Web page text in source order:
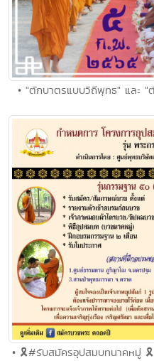
• "ตักบาตรแบบวิถีพุทธ" และ
• 🎗#รับสมัครอุปสมบทนาคหมู่ 🎗